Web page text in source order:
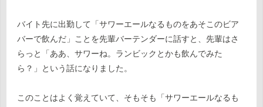
バイト先に出勤して「サワーエールなるものをあそこのビア
バーで飲んだ」ことを先輩バーテンダーに話すと、先輩はさ
らっと「ああ、サワーね。ランビックとかも飲んでみた
ら？」という話になりました。
このことはよく覚えていて、そもそも「サワーエールなるも